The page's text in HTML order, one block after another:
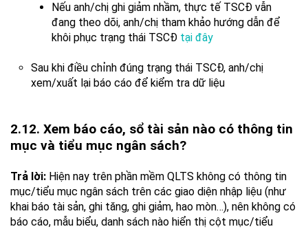
Nếu anh/chị ghi giảm nhầm, thực tế TSCĐ vẫn
đang theo dõi, anh/chị tham khảo hướng dẫn để
khôi phục trạng thái TSCĐ tại đây
Sau khi điều chỉnh đúng trạng thái TSCĐ, anh/chị
xem/xuất lại báo cáo để kiểm tra dữ liệu
2.12. Xem báo cáo, sổ tài sản nào có thông tin
mục và tiểu mục ngân sách?
Trả lời: Hiện nay trên phần mềm QLTS không có thông tin
mục/tiểu mục ngân sách trên các giao diện nhập liệu (như
khai báo tài sản, ghi tăng, ghi giảm, hao mòn…), nên không có
báo cáo, mẫu biểu, danh sách nào hiển thị cột mục/tiểu